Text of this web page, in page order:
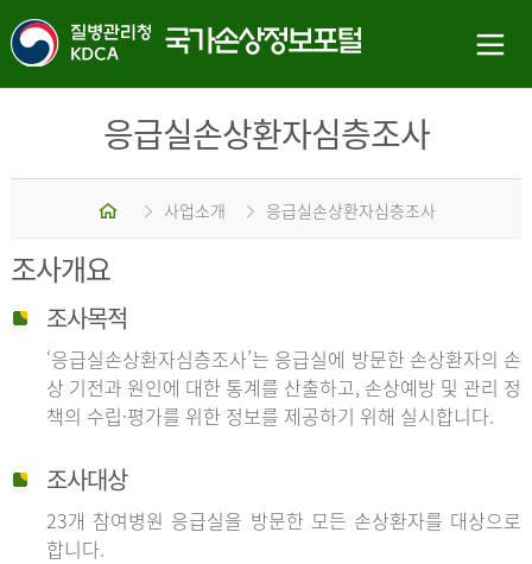
응급실손상환자심층조사
홈 사업소개 응급실손상환자심층조사
조사개요
조사목적
‘응급실손상환자심층조사’는 응급실에 방문한 손상환자의 손
상 기전과 원인에 대한 통계를 산출하고, 손상예방 및 관리 정
책의 수립·평가를 위한 정보를 제공하기 위해 실시합니다.
조사대상
23개 참여병원 응급실을 방문한 모든 손상환자를 대상으로
합니다.